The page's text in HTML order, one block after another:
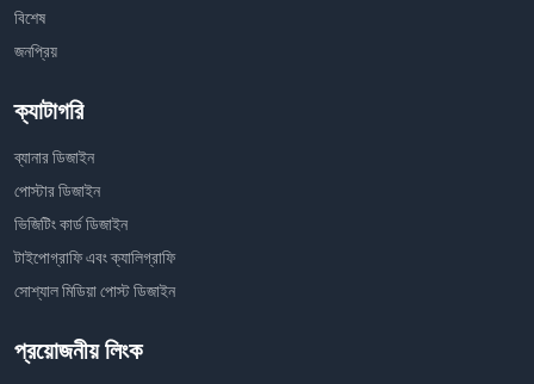
বিশেষ
জনপ্রিয়
ক্যাটাগরি
ব্যানার ডিজাইন
পোস্টার ডিজাইন
ভিজিটিং কার্ড ডিজাইন
টাইপোগ্রাফি এবং ক্যালিগ্রাফি
সোশ্যাল মিডিয়া পোস্ট ডিজাইন
প্রয়োজনীয় লিংক